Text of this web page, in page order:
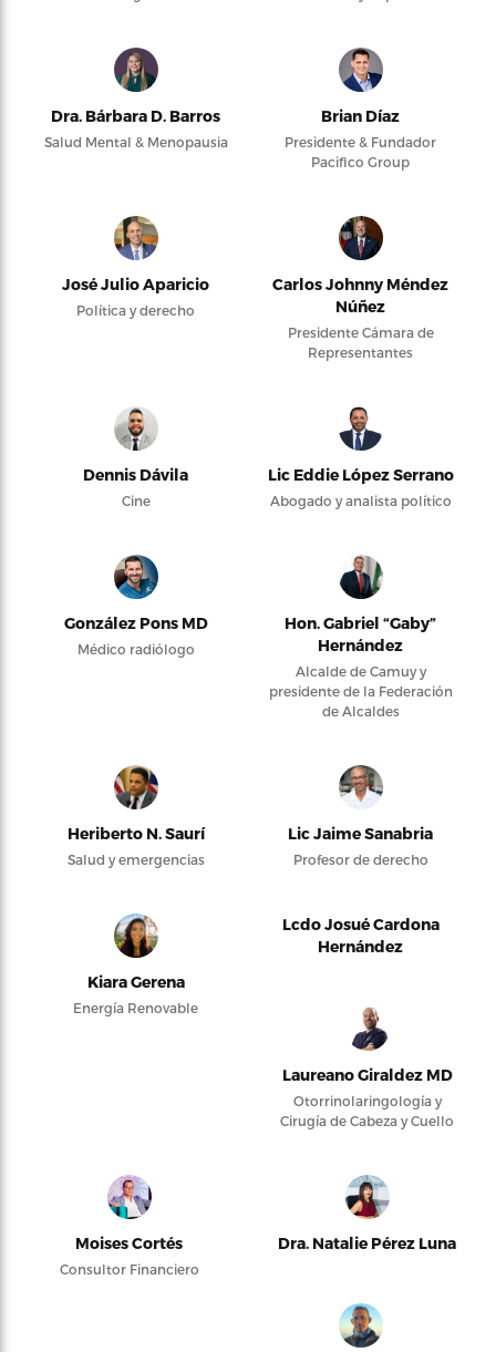
Dra. Bárbara D. Barros
Salud Mental & Menopausia
Brian Díaz
Presidente & Fundador
Pacifico Group
José Julio Aparicio
Política y derecho
Carlos Johnny Méndez
Núñez
Presidente Cámara de
Representantes
Dennis Dávila
Cine
Lic Eddie López Serrano
Abogado y analista político
González Pons MD
Médico radiólogo
Hon. Gabriel “Gaby”
Hernández
Alcalde de Camuy y
presidente de la Federación
de Alcaldes
Heriberto N. Saurí
Salud y emergencias
Lic Jaime Sanabria
Profesor de derecho
Kiara Gerena
Energía Renovable
Lcdo Josué Cardona
Hernández
Laureano Giraldez MD
Otorrinolaringología y
Cirugía de Cabeza y Cuello
Moises Cortés
Consultor Financiero
Dra. Natalie Pérez Luna